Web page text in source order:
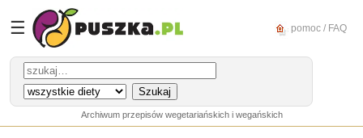
☰ pomoc / FAQ
Archiwum przepisów wegetariańskich i wegańskich